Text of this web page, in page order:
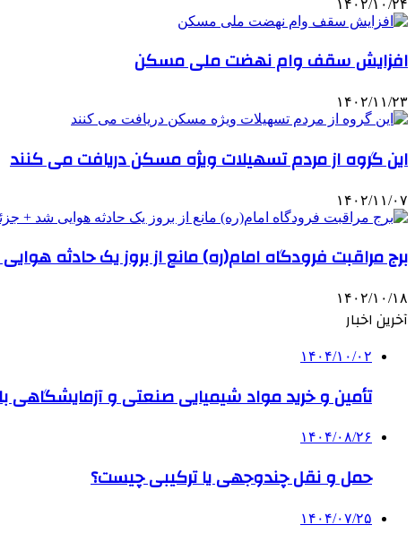
۱۴۰۲/۱۰/۲۴
افزایش سقف وام نهضت ملی مسکن
۱۴۰۲/۱۱/۲۳
این گروه از مردم تسهیلات ویژه مسکن دریافت می کنند
۱۴۰۲/۱۱/۰۷
برج مراقبت فرودگاه امام(ره) مانع از بروز یک حادثه
۱۴۰۲/۱۰/۱۸
آخرین اخبار
۱۴۰۴/۱۰/۰۲
تأمین و خرید مواد شیمیایی صنعتی و آزمایشگاهی
۱۴۰۴/۰۸/۲۶
حمل و نقل چندوجهی یا ترکیبی چیست؟
۱۴۰۴/۰۷/۲۵